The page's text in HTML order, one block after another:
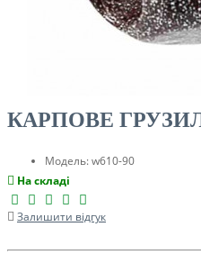
КАРПОВЕ
Модель:w610-90
На складі
Залишити відгук